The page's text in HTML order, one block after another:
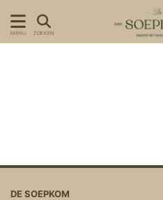
MENU ZOEKEN
DE SOEPKOM